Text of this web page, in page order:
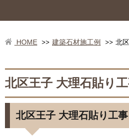
HOME >> 建築石材施工例 >> 北
北区王子 大理石貼り
北区王子 大理石貼り工事